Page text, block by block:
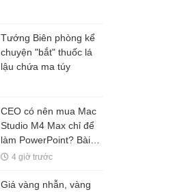
Tướng Biên phòng kể
chuyện "bắt" thuốc lá
lậu chứa ma túy
CEO có nên mua Mac
Studio M4 Max chỉ để
làm PowerPoint? Bài
toán không nằm ở cấu
từng phút làm việc
4 giờ trước
Giá vàng nhẫn, vàng